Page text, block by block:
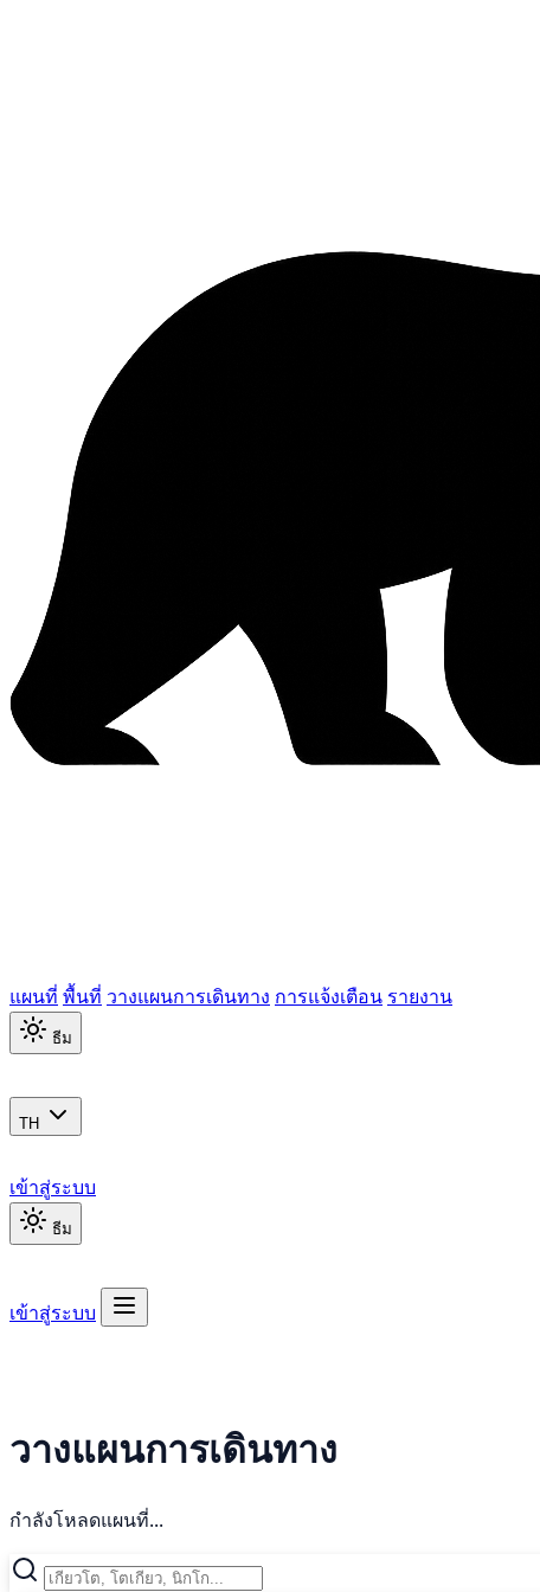
แผนที่ พื้นที่ วางแผนการเดินทาง การแจ้งเตือน รายงาน
ธีม
TH
เข้าสู่ระบบ
ธีม
เข้าสู่ระบบ
วางแผนการเดินทาง
กำลังโหลดแผนที่...